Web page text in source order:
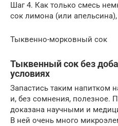
Шаг 4. Как только смесь
сок лимона (или
Тыквенно-морковный сок
Тыквенный сок без
условиях
Запастись таким напитком
и, без сомнения, полезное.
доказана научными и
В ней очень много